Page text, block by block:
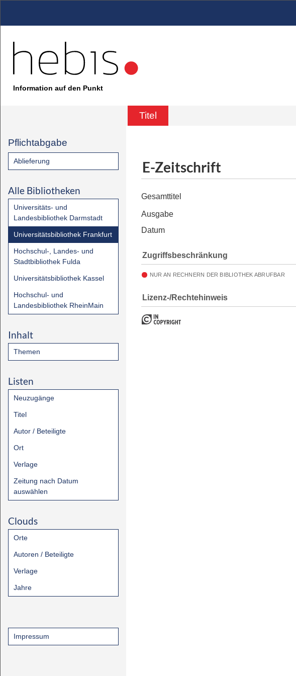
Information auf den Punkt
Titel
Pflichtabgabe
Ablieferung
Alle Bibliotheken
Universitäts- und
Landesbibliothek Darmstadt
Universitätsbibliothek Frankfurt
Hochschul-, Landes- und
Stadtbibliothek Fulda
Universitätsbibliothek Kassel
Hochschul- und
Landesbibliothek RheinMain
Inhalt
Themen
Listen
Neuzugänge
Titel
Autor / Beteiligte
Ort
Verlage
Zeitung nach Datum
auswählen
Clouds
Orte
Autoren / Beteiligte
Verlage
Jahre
Impressum
E-Zeitschrift
Gesamttitel
Ausgabe
Datum
Zugriffsbeschränkung
NUR AN RECHNERN DER BIBLIOTHEK ABRUFBAR
Lizenz-/Rechtehinweis